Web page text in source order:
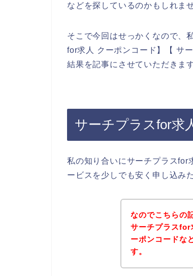
などを探しているのかもしれませ
そこで今回はせっかくなので、
for求人 クーポンコード】【 サ
結果を記事にさせていただきます
サーチプラスfor求
私の知り合いにサーチプラスfor
ービスを少しでも安く申し込み
なのでこちらの
サーチプラスfor
ーポンコードな
す。